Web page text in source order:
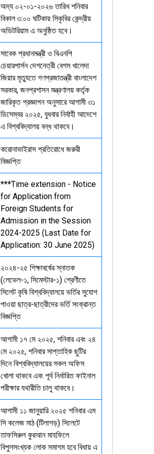
অদ্য ০২-০১-২০২৬ তারিখ শনিবার
বিকাল ৩:০০ ঘটিকায় সিকৃবির কেন্দ্রীয়
অডিটরিয়াম এ অনুষ্ঠিত হবে।
সাবেক প্রধানমন্ত্রী ও বিএনপি
চেয়ারপার্সন দেশনেত্রী বেগম খালেদা
জিয়ার মৃত্যুতে গণপ্রজাতন্ত্রী বাংলাদেশ
সরকার, জনপ্রশাসন মন্ত্রণালয় কর্তৃক
জারিকৃত প্রজ্ঞাপন অনুসারে আগামী ৩১
ডিসেম্বর ২০২৫, বুধবার নির্বাহী আদেশে
এ বিশ্ববিদ্যালয় বন্ধ থাকবে।
করোনাভাইরাস প্রতিরোধে জরুরী
বিজ্ঞপ্তি
***Time extension - Notice
for Application from
Foreign Students for
Admission in the Session
2024-2025 (Last Date for
Application: 30 June 2025)
২০২৪-২৫ শিক্ষাবর্ষের স্নাতক
(লেভেল-১, সিমেস্টার-১) শ্রেণীতে
সিলেট কৃষি বিশ্ববিদ্যালয়ে ভর্তির সুযোগ
পাওয়া ছাত্র-ছাত্রীদের ভর্তি সংক্রান্ত
বিজ্ঞপ্তি
আগামী ১৭ মে ২০২৫, শনিবার এবং ২৪
মে ২০২৫, শনিবার সাপ্তাহিক ছুটির
দিনে বিশ্ববিদ্যালয়ের সকল অফিস
খোলা থাকবে এবং পূর্ব নির্ধারিত ফাইনাল
পরীক্ষার যথারীতি চালু থাকবে।
আগামী ১১ জানুয়ারি ২০২৫ শনিবার এম
সি কলেজ মাঠ (টিলাগড়) সিলেটে
তাফসিরুল কুরআন মাহফিলে
বিপুলসংখ্যক লোক সমাগম হবে বিধায় এ